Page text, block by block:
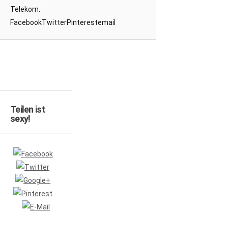
Telekom.
FacebookTwitterPinterestemail
Teilen ist
sexy!